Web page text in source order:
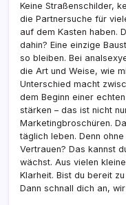
Keine Straßenschilder,
die Partnersuche für
auf dem Kasten haben.
dahin? Eine einzige
so bleiben. Bei
die Art und Weise, wie
Unterschied macht
dem Beginn einer
stärken – das ist nicht
Marketingbroschüren.
täglich leben. Denn
Vertrauen? Das kannst
wächst. Aus vielen
Klarheit. Bist du bereit
Dann schnall dich an,